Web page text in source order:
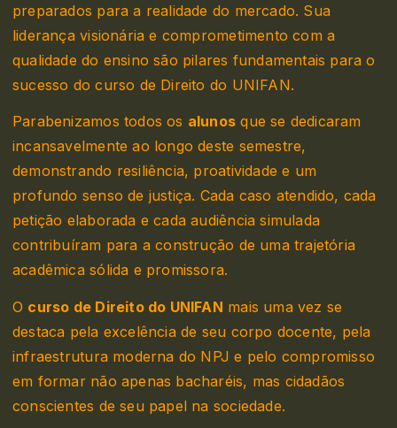
preparados para a realidade do mercado. Sua
liderança visionária e comprometimento com a
qualidade do ensino são pilares fundamentais para o
sucesso do curso de Direito do UNIFAN.
Parabenizamos todos os alunos que se dedicaram
incansavelmente ao longo deste semestre,
demonstrando resiliência, proatividade e um
profundo senso de justiça. Cada caso atendido, cada
petição elaborada e cada audiência simulada
contribuíram para a construção de uma trajetória
acadêmica sólida e promissora.
O curso de Direito do UNIFAN mais uma vez se
destaca pela excelência de seu corpo docente, pela
infraestrutura moderna do NPJ e pelo compromisso
em formar não apenas bacharéis, mas cidadãos
conscientes de seu papel na sociedade.